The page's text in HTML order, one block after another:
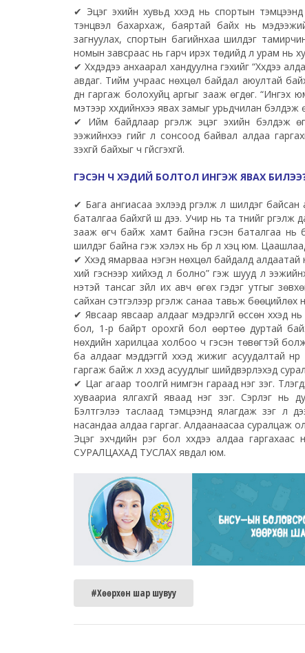
✔ Эцэг эхийн хувьд хүүхэд нь спортын
тэнцвэл бахархаж, баяртай байх нь
загнуулах, спортын багийнхаа шилдэг
номын завсраас нь гарч ирэх төдийд л урам нь
✔ Хүүхдэдээ анхаарал хандуулна гэхийг “Хүүхдээ
авдаг. Тийм учраас нөхцөл байдал аюултай байх
дүн гаргаж болохуйц аргыг зааж өгдөг. “Ингэх
мэтээр хүүхдийнхээ явах замыг урьдчилан бэлдэж
✔ Ийм байдлаар үргэлж эцэг эхийн бэлдэж
ээжийнхээ үгийг л сонсоод байвал алдаа
үзэхгүй байхыг ч үгүйсгэхгүй.
ГЭСЭН Ч ХЭДИЙ БОЛТОЛ ИНГЭЖ ЯВАХ
✔ Бага ангиасаа эхлээд үргэлж л шилдэг байсан
баталгаа байхгүй шүү дээ. Учир нь та түүнийг
зааж өгч байж хамт байна гэсэн баталгаа нь
шилдэг байна гэж хэлэх нь бүр л хэцүү юм.
✔ Хүүхэд ямарваа нэгэн нөхцөл байдалд алдаатай
хий гэснээр хийхэд л болно” гэж шууд л
үнэтэй тансаг зүйл их авч өгөх гэдэг утгыг
сайхан сэтгэлээр үргэлж санаа тавьж бөөцийлөх
✔ Явсаар явсаар алдааг мэдрэлгүй өссөн хүүхэд
бол, 1-р байрт орохгүй бол өөртөө дуртай
нөхдийн харилцаа холбоо ч гэсэн төвөгтэй
ба алдааг мэддэггүй хүүхэд жижиг асуудалтай
гаргаж байж л хүүхэд асуудлыг шийдвэрлэхэд
✔ Цаг агаар тоолгүй нимгэн гараад нэг үзэг.
хуваариа ялгахгүй яваад нэг үзэг. Сэрүүлэг
Бэлтгэлээ таслаад тэмцээнд ялагдаж үзэг л
насандаа алдаа гаргаг. Алдаанаасаа суралцаж
Эцэг эхчүүдийн үүрэг бол хүүхдээ алдаа
СУРАЛЦАХАД ТУСЛАХ явдал юм.
#Хөөрхөн шар шувуу